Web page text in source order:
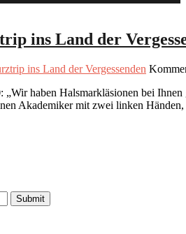
ins Land der
ins Land der Vergessenden
haben Halsmarkläsionen bei
Akademiker mit zwei linken